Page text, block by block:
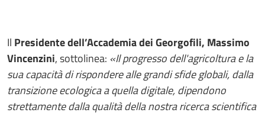
Il Presidente dell’Accademia dei Georgofili, Massimo
Vincenzini, sottolinea: «Il progresso dell'agricoltura e la
sua capacità di rispondere alle grandi sfide globali, dalla
transizione ecologica a quella digitale, dipendono
strettamente dalla qualità della nostra ricerca scientifica